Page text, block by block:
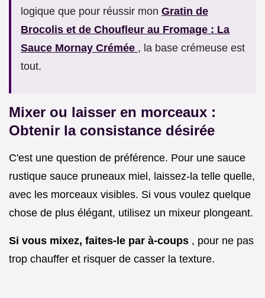
logique que pour réussir mon Gratin de
Brocolis et de Choufleur au Fromage : La
Sauce Mornay Crémée , la base crémeuse est
tout.
Mixer ou laisser en morceaux :
Obtenir la consistance désirée
C'est une question de préférence. Pour une sauce
rustique sauce pruneaux miel, laissez-la telle quelle,
avec les morceaux visibles. Si vous voulez quelque
chose de plus élégant, utilisez un mixeur plongeant.
Si vous mixez, faites-le par à-coups , pour ne pas
trop chauffer et risquer de casser la texture.